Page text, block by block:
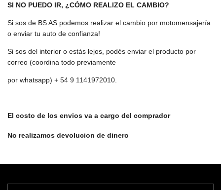
SI NO PUEDO IR, ¿CÓMO REALIZO EL CAMBIO?
Si sos de BS AS podemos realizar el cambio por motomensajería
o enviar tu auto de confianza!
Si sos del interior o estás lejos, podés enviar el producto por
correo (coordina todo previamente
por whatsapp) + 54 9 1141972010.
El costo de los envios va a cargo del comprador
No realizamos devolucion de dinero